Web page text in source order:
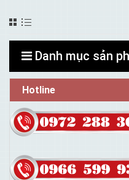
Danh mục sản
Hotline